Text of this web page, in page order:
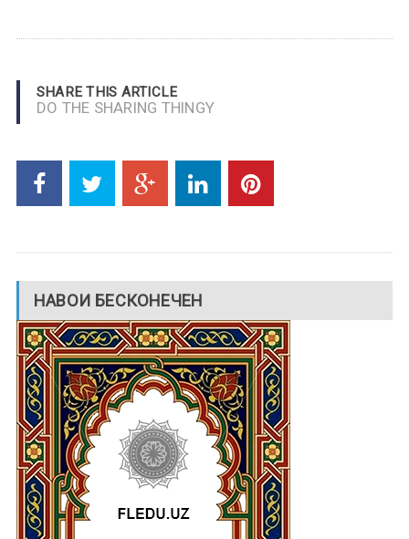
SHARE THIS ARTICLE
DO THE SHARING THINGY
НАВОИ БЕСКОНЕЧЕН